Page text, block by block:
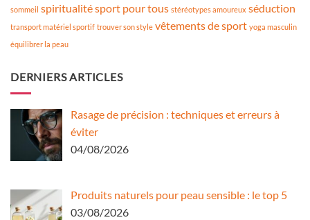
sommeil spiritualitésport pour tous stéréotypes amoureux séduction
transport matériel sportif trouver son style vêtements de sport yoga masculin
équilibrer la peau
DERNIERS ARTICLES
Rasage de précision : techniques et erreurs à
éviter
04/08/2026
Produits naturels pour peau sensible : le top 5
03/08/2026